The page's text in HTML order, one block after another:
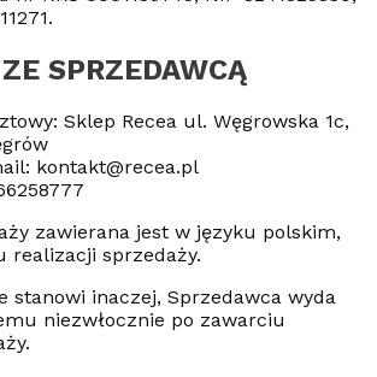
SPRZEDAWCĄ
Sklep Recea ul. Węgrowska 1c,
kontakt@recea.pl
zawierana jest w języku polskim,
realizacji sprzedaży.
stanowi inaczej, Sprzedawca wyda
niezwłocznie po zawarciu